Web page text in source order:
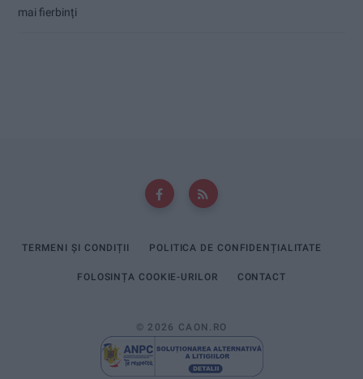
mai fierbinți
TERMENI ȘI CONDIȚII POLITICA DE CONFIDENȚIALITATE
FOLOSINȚA COOKIE-URILOR CONTACT
© 2026 CAON.RO